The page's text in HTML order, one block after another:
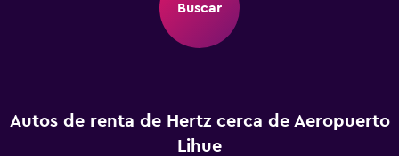
Buscar
Autos de renta de Hertz cerca de Aeropuerto
Lihue